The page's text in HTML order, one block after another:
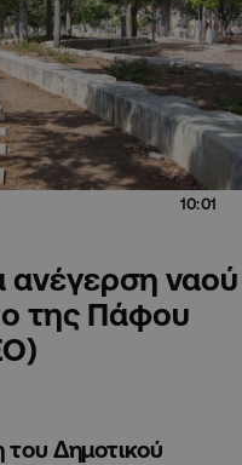
10:01
ανέγερση ναού
της Πάφου
του Δημοτικού